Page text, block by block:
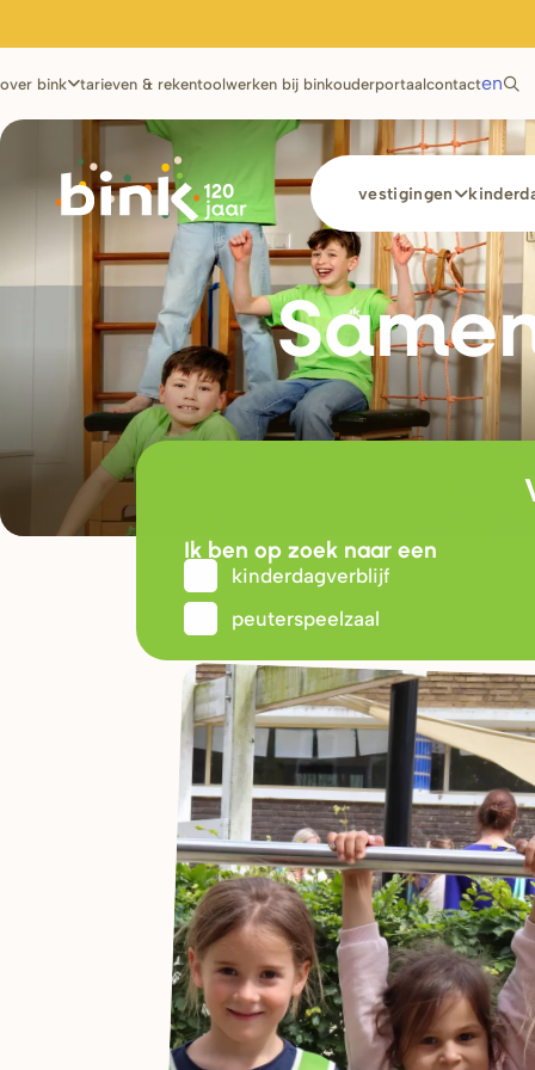
over bink tarieven & rekentoolwerken bij binkouderportaalcontacten
Main
navigationvestigingen
Ik ben op zoek naar een
kinderdagverblijf
peuterspeelzaal